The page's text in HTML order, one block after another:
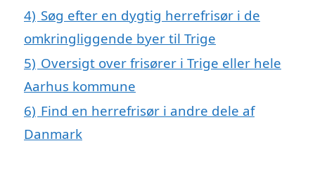
4) Søg efter en dygtig herrefrisør i de
omkringliggende byer til Trige
5) Oversigt over frisører i Trige eller hele
Aarhus kommune
6) Find en herrefrisør i andre dele af
Danmark